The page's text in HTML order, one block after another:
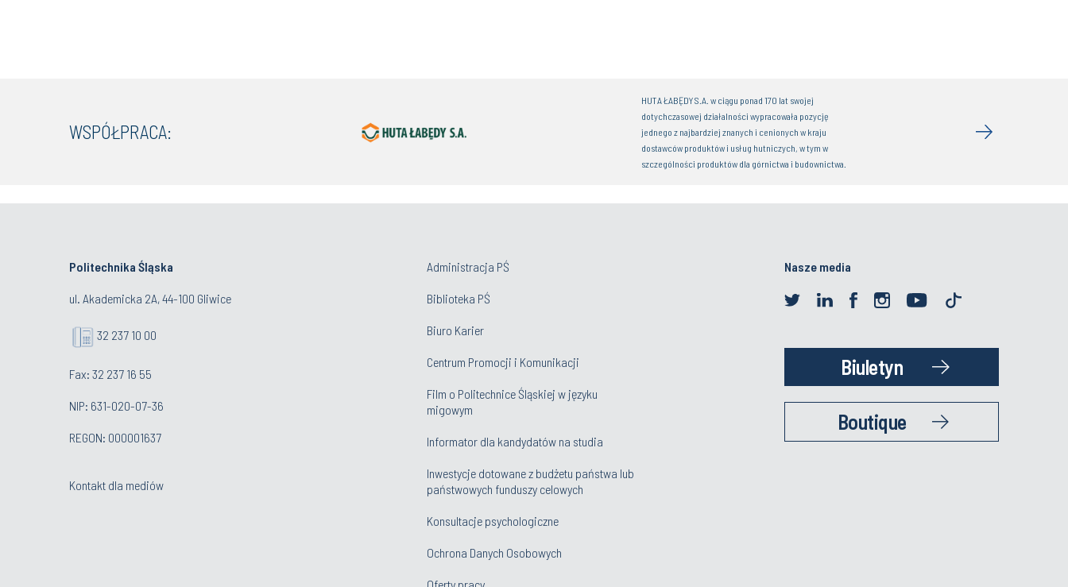
WSPÓŁPRACA:
HUTA ŁABĘDY S.A. w ciągu ponad 170 lat swojej
dotychczasowej działalności wypracowała pozycję
jednego z najbardziej znanych i cenionych w kraju
dostawców produktów i usług hutniczych, w tym w
szczególności produktów dla górnictwa i budownictwa.
Politechnika Śląska
ul. Akademicka 2A, 44-100 Gliwice
32 237 10 00
Fax: 32 237 16 55
NIP: 631-020-07-36
REGON: 000001637
Kontakt dla mediów
Administracja PŚ
Biblioteka PŚ
Biuro Karier
Centrum Promocji i Komunikacji
Film o Politechnice Śląskiej w języku
migowym
Informator dla kandydatów na studia
Inwestycje dotowane z budżetu państwa lub
państwowych funduszy celowych
Konsultacje psychologiczne
Ochrona Danych Osobowych
Nasze media
Biuletyn
Boutique